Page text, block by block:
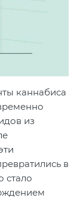
каннабиса
из
в
стало